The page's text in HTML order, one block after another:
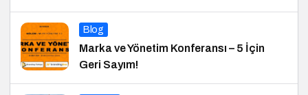
Blog
Marka ve Yönetim Konferansı – 5 İçin
Geri Sayım!